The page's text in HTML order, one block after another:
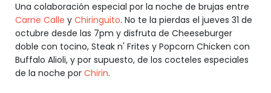
Una colaboración especial por la noche de brujas entre
Carne Calle y Chiringuito. No te la pierdas el jueves 31 de
octubre desde las 7pm y disfruta de Cheeseburger
doble con tocino, Steak n' Frites y Popcorn Chicken con
Buffalo Alioli, y por supuesto, de los cocteles especiales
de la noche por Chirin.